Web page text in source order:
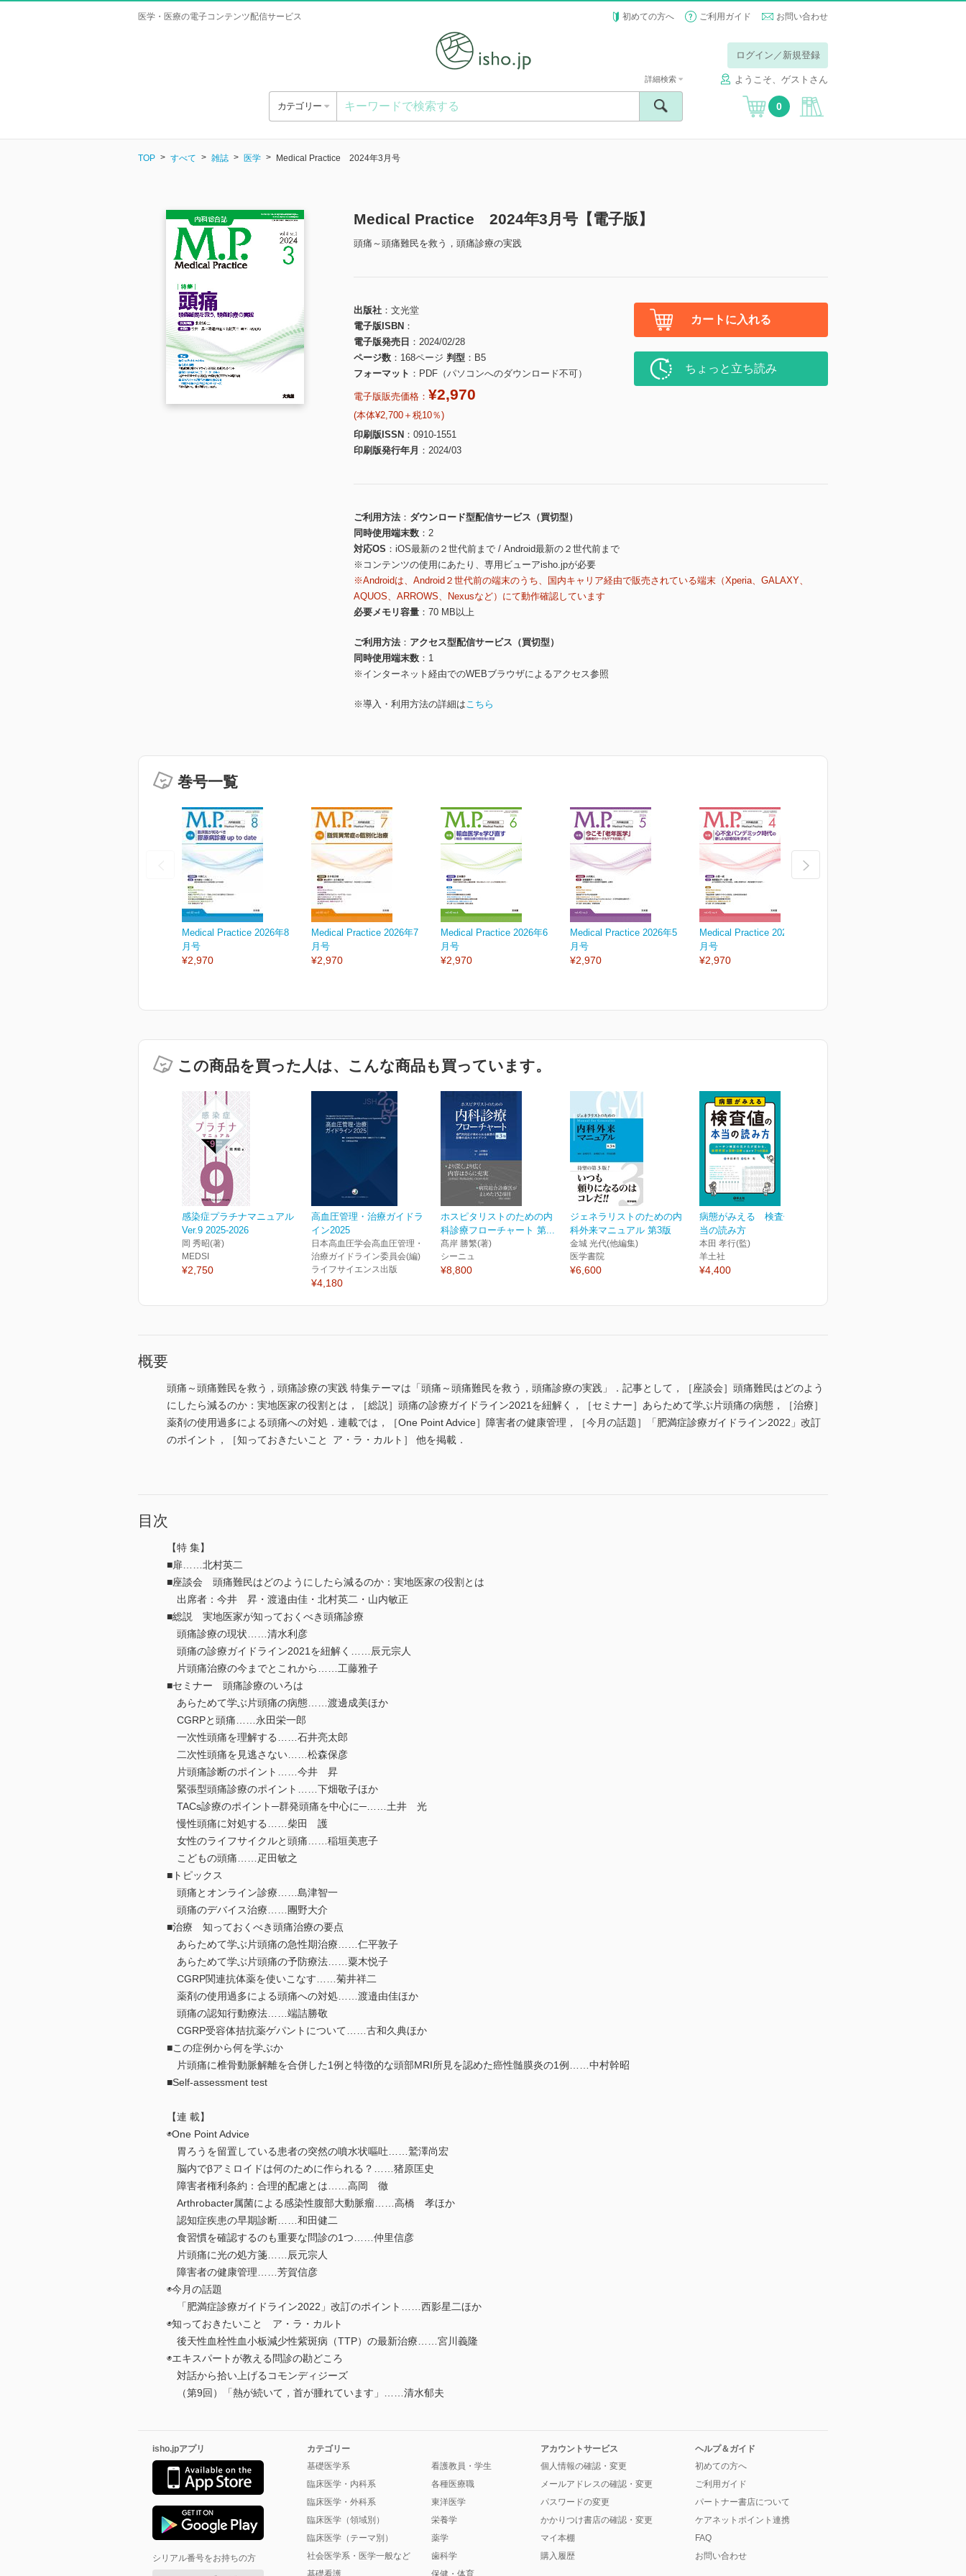
医学・医療の電子コンテンツ配信サービス 初めての方へ ご利用ガイド お問い合わせ
ログイン／新規登録
ようこそ、ゲストさん
カテゴリー
詳細検索
0
TOP すべて 雑誌 医学 Medical Practice 2024年3月号
Medical Practice 2024年3月号【電子版】
頭痛～頭痛難民を救う，頭痛診療の実践
出版社
文光堂
電子版ISBN
電子版発売日
2024/02/28
ページ数
168ページ 判型
B5
フォーマット
PDF（パソコンへのダウンロード不可）
電子版販売価格： ¥2,970
(本体¥2,700＋税10％)
印刷版ISSN
0910-1551
印刷版発行年月
2024/03
カートに入れる
ちょっと立ち読み
ご利用方法
ダウンロード型配信サービス（買切型）
同時使用端末数
2
対応OS
iOS最新の２世代前まで / Android最新の２世代前まで
※コンテンツの使用にあたり、専用ビューアisho.jpが必要
※Androidは、Android２世代前の端末のうち、国内キャリア経由で販売されている端末（Xperia、GALAXY、
AQUOS、ARROWS、Nexusなど）にて動作確認しています
必要メモリ容量
70 MB以上
ご利用方法
アクセス型配信サービス（買切型）
同時使用端末数
1
※インターネット経由でのWEBブラウザによるアクセス参照
※導入・利用方法の詳細はこちら
巻号一覧
Medical Practice 2026年8
月号
¥2,970
Medical Practice 2026年7
月号
¥2,970
Medical Practice 2026年6
月号
¥2,970
Medical Practice 2026年5
月号
¥2,970
Medical Practice 2026年4
月号
¥2,970
この商品を買った人は、こんな商品も買っています。
感染症プラチナマニュアル
Ver.9 2025-2026
岡 秀昭(著)
MEDSI
¥2,750
高血圧管理・治療ガイドラ
イン2025
日本高血圧学会高血圧管理・
治療ガイドライン委員会(編)
ライフサイエンス出版
¥4,180
ホスピタリストのための内
科診療フローチャート 第...
髙岸 勝繁(著)
シーニュ
¥8,800
ジェネラリストのための内
科外来マニュアル 第3版
金城 光代(他編集)
医学書院
¥6,600
病態がみえる 検査値の本
当の読み方
本田 孝行(監)
羊土社
¥4,400
概要
頭痛～頭痛難民を救う，頭痛診療の実践 特集テーマは「頭痛～頭痛難民を救う，頭痛診療の実践」．記事として，［座談会］頭痛難民はどのよう
にしたら減るのか：実地医家の役割とは，［総説］頭痛の診療ガイドライン2021を紐解く，［セミナー］あらためて学ぶ片頭痛の病態，［治療］
薬剤の使用過多による頭痛への対処．連載では，［One Point Advice］障害者の健康管理，［今月の話題］「肥満症診療ガイドライン2022」改訂
のポイント，［知っておきたいこと ア・ラ・カルト］ 他を掲載．
目次
【特 集】
■扉……北村英二
■座談会 頭痛難民はどのようにしたら減るのか：実地医家の役割とは
出席者：今井 昇・渡邉由佳・北村英二・山内敏正
■総説 実地医家が知っておくべき頭痛診療
頭痛診療の現状……清水利彦
頭痛の診療ガイドライン2021を紐解く……辰元宗人
片頭痛治療の今までとこれから……工藤雅子
■セミナー 頭痛診療のいろは
あらためて学ぶ片頭痛の病態……渡邊成美ほか
CGRPと頭痛……永田栄一郎
一次性頭痛を理解する……石井亮太郎
二次性頭痛を見逃さない……松森保彦
片頭痛診断のポイント……今井 昇
緊張型頭痛診療のポイント……下畑敬子ほか
TACs診療のポイント─群発頭痛を中心に─……土井 光
慢性頭痛に対処する……柴田 護
女性のライフサイクルと頭痛……稲垣美恵子
こどもの頭痛……疋田敏之
■トピックス
頭痛とオンライン診療……島津智一
頭痛のデバイス治療……團野大介
■治療 知っておくべき頭痛治療の要点
あらためて学ぶ片頭痛の急性期治療……仁平敦子
あらためて学ぶ片頭痛の予防療法……粟木悦子
CGRP関連抗体薬を使いこなす……菊井祥二
薬剤の使用過多による頭痛への対処……渡邉由佳ほか
頭痛の認知行動療法……端詰勝敬
CGRP受容体拮抗薬ゲパントについて……古和久典ほか
■この症例から何を学ぶか
片頭痛に椎骨動脈解離を合併した1例と特徴的な頭部MRI所見を認めた癌性髄膜炎の1例……中村幹昭
■Self-assessment test
【連 載】
◉One Point Advice
胃ろうを留置している患者の突然の噴水状嘔吐……鷲澤尚宏
脳内でβアミロイドは何のために作られる？……猪原匡史
障害者権利条約：合理的配慮とは……高岡 徹
Arthrobacter属菌による感染性腹部大動脈瘤……高橋 孝ほか
認知症疾患の早期診断……和田健二
食習慣を確認するのも重要な問診の1つ……仲里信彦
片頭痛に光の処方箋……辰元宗人
障害者の健康管理……芳賀信彦
◉今月の話題
「肥満症診療ガイドライン2022」改訂のポイント……西影星二ほか
◉知っておきたいこと ア・ラ・カルト
後天性血栓性血小板減少性紫斑病（TTP）の最新治療……宮川義隆
◉エキスパートが教える問診の勘どころ
対話から拾い上げるコモンディジーズ
（第9回）「熱が続いて，首が腫れています」……清水郁夫
isho.jpアプリ
シリアル番号をお持ちの方
カテゴリー
基礎医学系
臨床医学・内科系
臨床医学・外科系
臨床医学（領域別）
臨床医学（テーマ別）
社会医学系・医学一般など
看護教員・学生
各種医療職
東洋医学
栄養学
薬学
歯科学
アカウントサービス
個人情報の確認・変更
メールアドレスの確認・変更
パスワードの変更
かかりつけ書店の確認・変更
マイ本棚
購入履歴
ヘルプ＆ガイド
初めての方へ
ご利用ガイド
パートナー書店について
ケアネットポイント連携
FAQ
お問い合わせ